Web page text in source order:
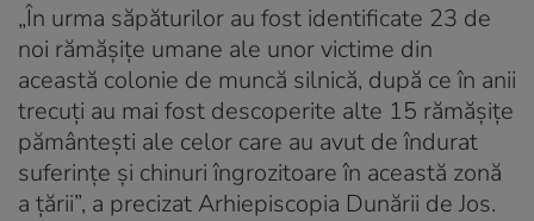
„În urma săpăturilor au fost identificate 23 de
noi rămăşiţe umane ale unor victime din
această colonie de muncă silnică, după ce în anii
trecuţi au mai fost descoperite alte 15 rămăşiţe
pământeşti ale celor care au avut de îndurat
suferinţe şi chinuri îngrozitoare în această zonă
a ţării”, a precizat Arhiepiscopia Dunării de Jos.